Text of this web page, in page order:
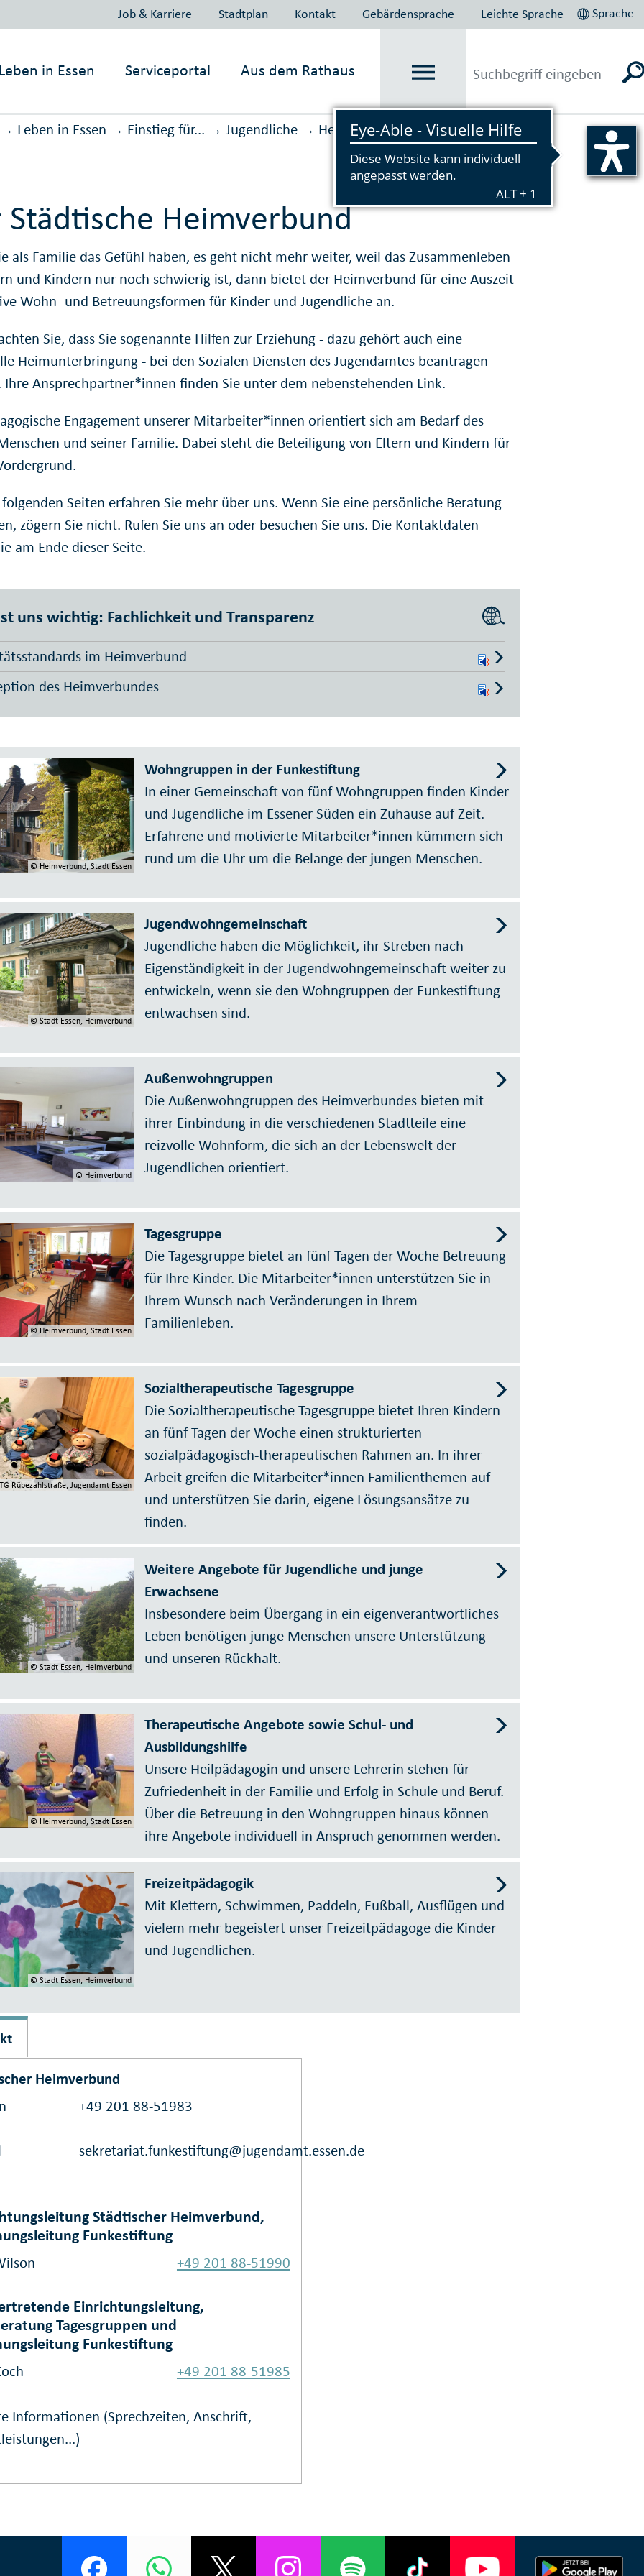
Job & Karriere Stadtplan Kontakt Gebärdensprache Leichte Sprache Sprache
in Essen Serviceportal Aus dem Rathaus
→ Leben in Essen → Einstieg für... → Jugendliche → Heimbereich
Städtische Heimverbund
als Familie das Gefühl haben, es geht nicht mehr weiter, weil das Zusammenleben
und Kindern nur noch schwierig ist, dann bietet der Heimverbund für eine Auszeit
Wohn- und Betreuungsformen für Kinder und Jugendliche an.
Sie, dass Sie sogenannte Hilfen zur Erziehung - dazu gehört auch eine
Heimunterbringung - bei den Sozialen Diensten des Jugendamtes beantragen
Ihre Ansprechpartner*innen finden Sie unter dem nebenstehenden Link.
Engagement unserer Mitarbeiter*innen orientiert sich am Bedarf des
und seiner Familie. Dabei steht die Beteiligung von Eltern und Kindern für
Seiten erfahren Sie mehr über uns. Wenn Sie eine persönliche Beratung
zögern Sie nicht. Rufen Sie uns an oder besuchen Sie uns. Die Kontaktdaten
am Ende dieser Seite.
uns wichtig: Fachlichkeit und Transparenz
im Heimverbund
des Heimverbundes
© Heimverbund, Stadt Essen
Wohngruppen in der Funkestiftung
In einer Gemeinschaft von fünf Wohngruppen finden Kinder
und Jugendliche im Essener Süden ein Zuhause auf Zeit.
Erfahrene und motivierte Mitarbeiter*innen kümmern sich
rund um die Uhr um die Belange der jungen Menschen.
© Stadt Essen, Heimverbund
Jugendwohngemeinschaft
Jugendliche haben die Möglichkeit, ihr Streben nach
Eigenständigkeit in der Jugendwohngemeinschaft weiter zu
entwickeln, wenn sie den Wohngruppen der Funkestiftung
entwachsen sind.
© Heimverbund
Außenwohngruppen
Die Außenwohngruppen des Heimverbundes bieten mit
ihrer Einbindung in die verschiedenen Stadtteile eine
reizvolle Wohnform, die sich an der Lebenswelt der
Jugendlichen orientiert.
© Heimverbund, Stadt Essen
Tagesgruppe
Die Tagesgruppe bietet an fünf Tagen der Woche Betreuung
für Ihre Kinder. Die Mitarbeiter*innen unterstützen Sie in
Ihrem Wunsch nach Veränderungen in Ihrem
Familienleben.
Rübezahlstraße, Jugendamt Essen
Sozialtherapeutische Tagesgruppe
Die Sozialtherapeutische Tagesgruppe bietet Ihren Kindern
an fünf Tagen der Woche einen strukturierten
sozialpädagogisch-therapeutischen Rahmen an. In ihrer
Arbeit greifen die Mitarbeiter*innen Familienthemen auf
und unterstützen Sie darin, eigene Lösungsansätze zu
finden.
© Stadt Essen, Heimverbund
Weitere Angebote für Jugendliche und junge
Erwachsene
Insbesondere beim Übergang in ein eigenverantwortliches
Leben benötigen junge Menschen unsere Unterstützung
und unseren Rückhalt.
© Heimverbund, Stadt Essen
Therapeutische Angebote sowie Schul- und
Ausbildungshilfe
Unsere Heilpädagogin und unsere Lehrerin stehen für
Zufriedenheit in der Familie und Erfolg in Schule und Beruf.
Über die Betreuung in den Wohngruppen hinaus können
ihre Angebote individuell in Anspruch genommen werden.
© Stadt Essen, Heimverbund
Freizeitpädagogik
Mit Klettern, Schwimmen, Paddeln, Fußball, Ausflügen und
vielem mehr begeistert unser Freizeitpädagoge die Kinder
und Jugendlichen.
Heimverbund
+49 201 88-51983
sekretariat.funkestiftung@jugendamt.essen.de
Städtischer Heimverbund,
Funkestiftung
+49 201 88-51990
Einrichtungsleitung,
Tagesgruppen und
Funkestiftung
+49 201 88-51985
Informationen (Sprechzeiten, Anschrift,